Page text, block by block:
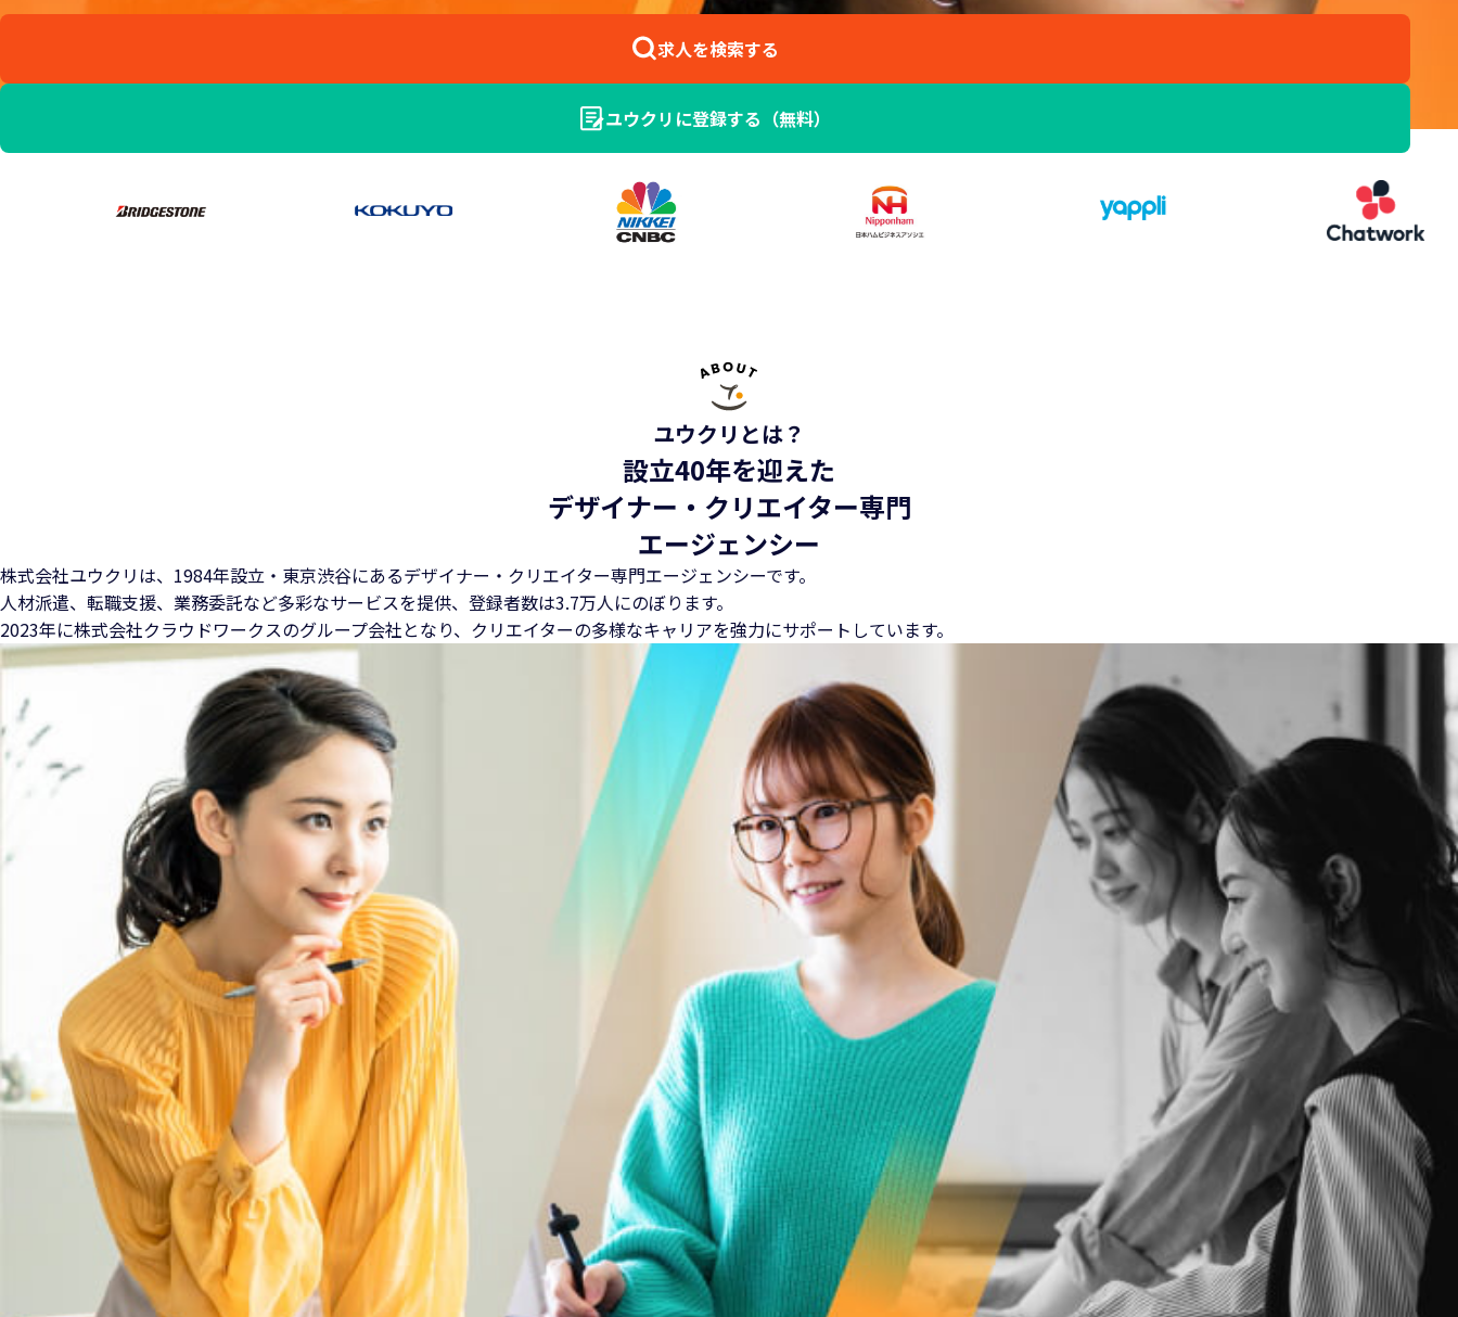
求人を検索する
ユウクリに登録する（無料）
法人の方はこちら ＞
ユウクリとは？
設立40年を迎えた
デザイナー・クリエイター専門
エージェンシー
株式会社ユウクリは、1984年設立・東京渋谷にあるデザイナー・クリエイター専門エージェンシーです。
人材派遣、転職支援、業務委託など多彩なサービスを提供、 登録者数は3.7万人にのぼります。
2023年に株式会社クラウドワークスのグループ会社となり、 クリエイターの多様なキャリアを強力にサポートしています。